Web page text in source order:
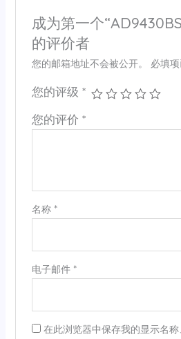
成为第一个
的评价者
您的邮箱地址不会被公开。 必填
您的评级 *
您的评价 *
名称 *
电子邮件 *
在此浏览器中保存我的显示名